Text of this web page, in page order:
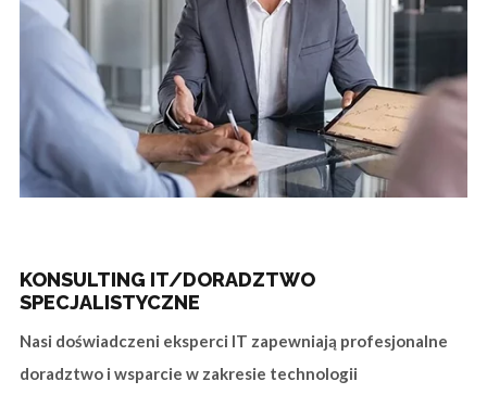
KONSULTING IT/DORADZTWO
SPECJALISTYCZNE
Nasi doświadczeni eksperci IT zapewniają profesjonalne
doradztwo i wsparcie w zakresie technologii